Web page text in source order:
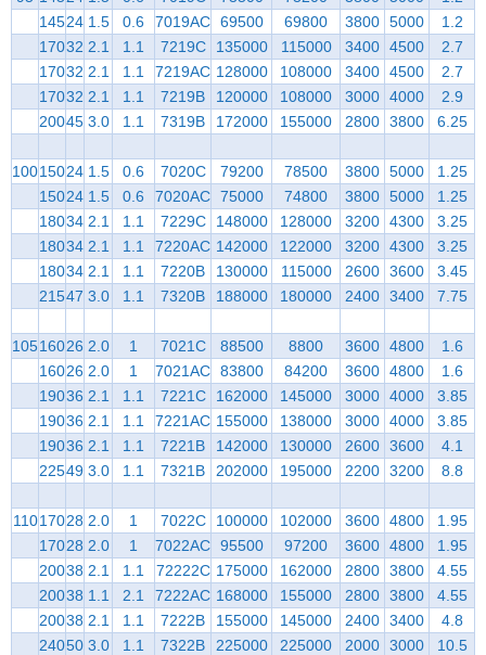
14524 1.5 0.6 7019AC 69500 69800 3800 5000
1.2
17032 2.1 1.1 7219C 135000 115000 3400 4500
2.7
17032 2.1 1.1 7219AC 128000 108000 3400 4500
2.7
17032 2.1 1.1 7219B 120000 108000 3000 4000
2.9
20045 3.0 1.1 7319B 172000 155000 2800 3800 6.25
10015024 1.5 0.6 7020C 79200 78500 3800 5000
1.25
15024 1.5 0.6 7020AC 75000 74800 3800 5000
1.25
18034 2.1 1.1 7229C 148000 128000 3200 4300
3.25
18034 2.1 1.1 7220AC 142000 122000 3200 4300
3.25
18034 2.1 1.1 7220B 130000 115000 2600 3600
3.45
21547 3.0 1.1 7320B 188000 180000 2400 3400 7.75
10516026 2.0 1 7021C 88500 8800 3600 4800
1.6
16026 2.0 1 7021AC 83800 84200 3600 4800
1.6
19036 2.1 1.1 7221C 162000 145000 3000 4000
3.85
19036 2.1 1.1 7221AC 155000 138000 3000 4000
3.85
19036 2.1 1.1 7221B 142000 130000 2600 3600
4.1
22549 3.0 1.1 7321B 202000 195000 2200 3200 8.8
11017028 2.0 1 7022C 100000 102000 3600 4800
1.95
17028 2.0 1 7022AC 95500 97200 3600 4800
1.95
20038 2.1 1.1 72222C 175000 162000 2800 3800
4.55
20038 1.1 2.1 7222AC 168000 155000 2800 3800
4.55
20038 2.1 1.1 7222B 155000 145000 2400 3400
4.8
24050 3.0 1.1 7322B 225000 225000 2000 3000 10.5